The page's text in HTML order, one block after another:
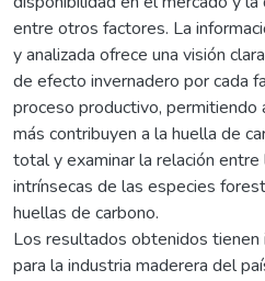
entre otros factores. La
y analizada ofrece una visión
de efecto invernadero por cada
proceso productivo, permitiendo
más contribuyen a la huella de
total y examinar la relación entre
intrínsecas de las especies
huellas de carbono.
Los resultados obtenidos tienen
para la industria maderera del